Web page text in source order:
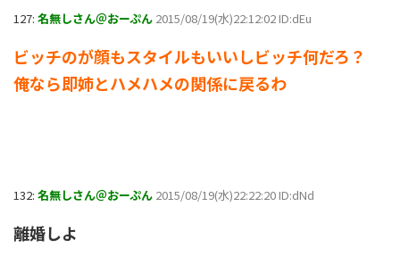
127: 名無しさん＠おーぷん 2015/08/19(水)22:12:02 ID:dEu
ビッチのが顔もスタイルもいいしビッチ何だろ？
俺なら即姉とハメハメの関係に戻るわ
132: 名無しさん＠おーぷん 2015/08/19(水)22:22:20 ID:dNd
離婚しよ